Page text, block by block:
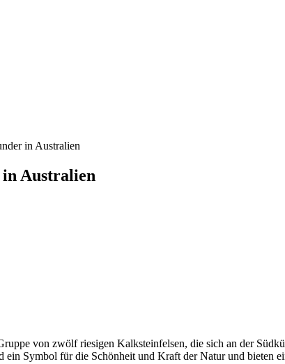
in Australien
Australien
von zwölf riesigen Kalksteinfelsen, die sich an der
ein Symbol für die Schönheit und Kraft der Natur und bieten